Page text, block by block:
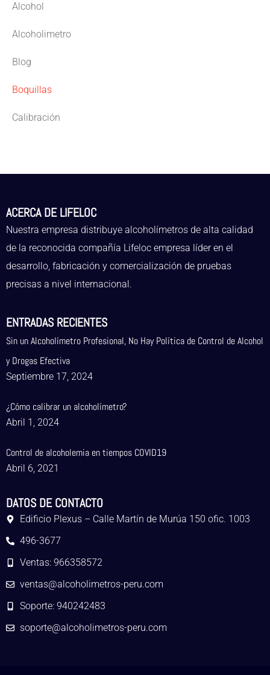
Alcohol
Alcoholimetro
Blog
Boquillas
Calibración
ACERCA DE LIFELOC
Nuestra empresa distribuye alcoholímetros de alta calidad
de la reconocida compañía Lifeloc empresa líder en el
desarrollo, fabricación y comercialización de pruebas
precisas a nivel internacional.
ENTRADAS RECIENTES
Sin un Alcoholímetro Profesional, No Hay Política de Control de Alcohol
y Drogas Efectiva
Septiembre 17, 2024
¿Cómo calibrar un alcoholímetro?
Abril 1, 2024
Control de alcoholemia en tiempos COVID19
Abril 6, 2021
DATOS DE CONTACTO
Edificio Plexus – Calle Martín de Murúa 150 ofic. 1003
496-3677
Ventas: 966358572
ventas@alcoholimetros-peru.com
Soporte: 940242483
soporte@alcoholimetros-peru.com